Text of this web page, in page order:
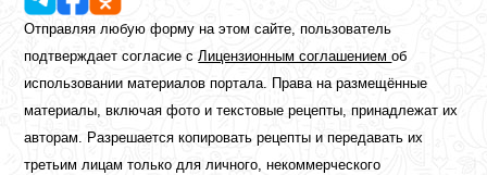
Отправляя любую форму на этом сайте, пользователь
подтверждает согласие сЛицензионным соглашениемоб
использовании материалов портала. Права на размещённые
материалы, включая фото и текстовые рецепты, принадлежат их
авторам. Разрешается копировать рецепты и передавать их
третьим лицам только для личного, некоммерческого